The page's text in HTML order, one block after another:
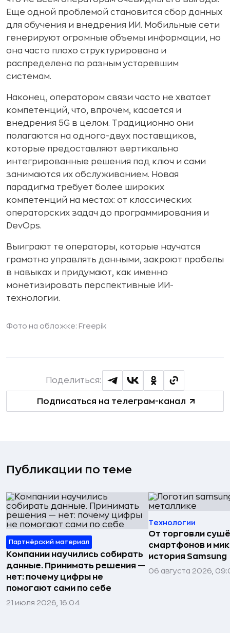
Еще одной проблемой становится сбор данных
для обучения и внедрения ИИ. Мобильные сети
генерируют огромные объемы информации, но
она часто плохо структурирована и
распределена по разным устаревшим
системам.
Наконец, оператором связи часто не хватает
компетенций, что, впрочем, касается и
внедрения 5G в целом. Традиционно они
полагаются на одного-двух поставщиков,
которые предоставляют вертикально
интегрированные решения под ключ и сами
занимаются их обслуживанием. Новая
парадигма требует более широких
компетенций на местах: от классических
операторских задач до программирования и
DevOps.
Выиграют те операторы, которые научатся
грамотно управлять данными, закроют пробелы
в навыках и придумают, как именно
монетизировать перспективные ИИ-
технологии.
Фото на обложке: Freepik
Подписаться на телеграм-канал
Поделиться:
Публикации по теме
Партнёрский материал
Компании научились собирать
данные. Принимать решения —
нет: почему цифры не
помогают сами по себе
21 июля 2026, 16:04
Технологии
От торговли
смартфонов и
история Samsung
06 августа 2026,